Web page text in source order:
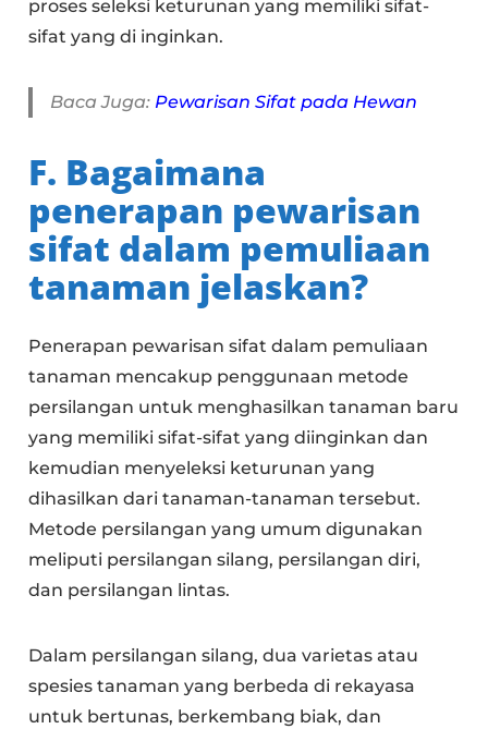
proses seleksi keturunan yang memiliki sifat-
sifat yang di inginkan.
Baca Juga: Pewarisan Sifat pada Hewan
F. Bagaimana
penerapan pewarisan
sifat dalam pemuliaan
tanaman jelaskan?
Penerapan pewarisan sifat dalam pemuliaan
tanaman mencakup penggunaan metode
persilangan untuk menghasilkan tanaman baru
yang memiliki sifat-sifat yang diinginkan dan
kemudian menyeleksi keturunan yang
dihasilkan dari tanaman-tanaman tersebut.
Metode persilangan yang umum digunakan
meliputi persilangan silang, persilangan diri,
dan persilangan lintas.
Dalam persilangan silang, dua varietas atau
spesies tanaman yang berbeda di rekayasa
untuk bertunas, berkembang biak, dan